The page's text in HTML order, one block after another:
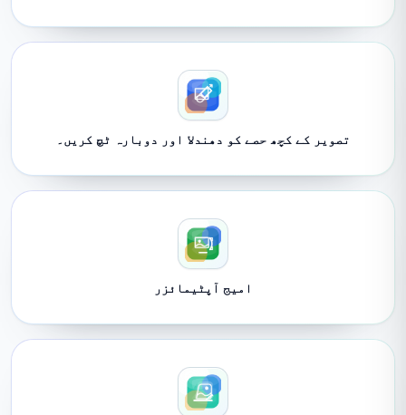
تصویر کے کچھ حصے کو دھندلا اور دوبارہ ٹچ کریں۔
امیج آپٹیمائزر